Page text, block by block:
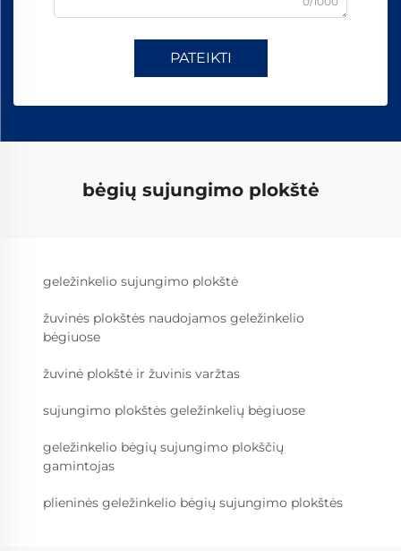
PATEIKTI
bėgių sujungimo plokštė
geležinkelio sujungimo plokštė
žuvinės plokštės naudojamos geležinkelio
bėgiuose
žuvinė plokštė ir žuvinis varžtas
sujungimo plokštės geležinkelių bėgiuose
geležinkelio bėgių sujungimo plokščių
gamintojas
plieninės geležinkelio bėgių sujungimo plokštės